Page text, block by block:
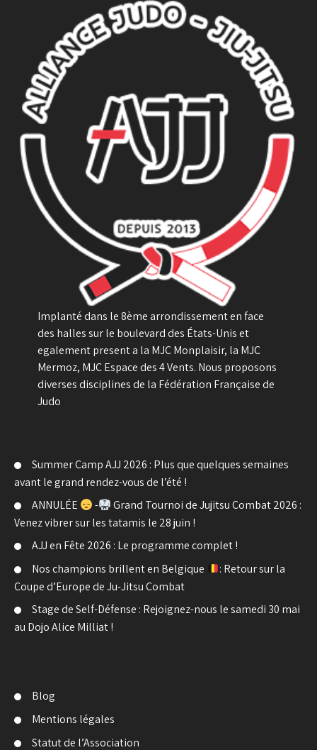
Implanté dans le 8ème arrondissement en face
des halles sur le boulevard des États-Unis et
egalement present a la MJC Monplaisir, la MJC
Mermoz, MJC Espace des 4 Vents. Nous proposons
diverses disciplines de la Fédération Française de
Judo
Summer Camp AJJ 2026 : Plus que quelques semaines
avant le grand rendez-vous de l’été !
ANNULÉE
-
Grand Tournoi de Jujitsu Combat 2026 :
Venez vibrer sur les tatamis le 28 juin !
AJJ en Fête 2026 : Le programme complet !
Nos champions brillent en Belgique
: Retour sur la
Coupe d’Europe de Ju-Jitsu Combat
Stage de Self-Défense : Rejoignez-nous le samedi 30 mai
au Dojo Alice Milliat !
Blog
Mentions légales
Statut de l’Association